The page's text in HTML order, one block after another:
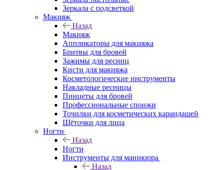
Зеркала с подсветкой
Макияж
Назад
Макияж
Аппликаторы для макияжа
Бритвы для бровей
Зажимы для ресниц
Кисти для макияжа
Косметологические инструменты
Накладные ресницы
Пинцеты для бровей
Профессиональные спонжи
Точилки для косметических карандашей
Щёточки для лица
Ногти
Назад
Ногти
Инструменты для маникюра
Назад